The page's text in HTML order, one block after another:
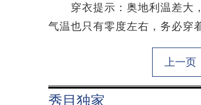
穿衣提示：奥地利温差大，
气温也只有零度左右，务必穿
上一页
秀目独家